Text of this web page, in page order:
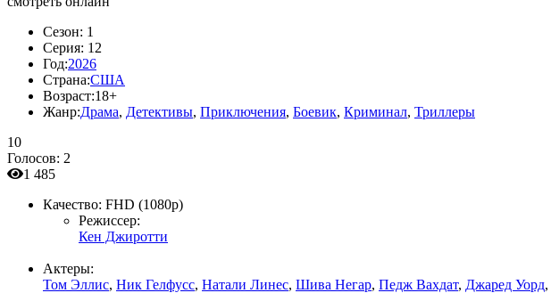
Сезон: 1
Серия: 12
Год:2026
Страна:США
Возраст:18+
Жанр:Драма, Детективы, Приключения, Боевик, Криминал, Триллеры
10
Голосов: 2
1 485
Качество: FHD (1080p)
Режиссер:
Кен Джиротти
Актеры:
Том Эллис, Ник Гелфусс, Натали Линес, Шива Негар, Педж Вахдат, Джаред Уорд,